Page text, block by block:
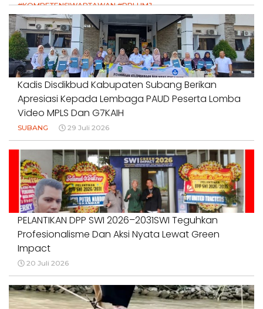
#KOMPETENSIWARTAWAN #RPLUMJ
#PENDIDIKANWARTAWAN #SWINASIONAL #SWIJABAR
1 Agustus 2026
Kadis Disdikbud Kabupaten Subang Berikan
Apresiasi Kepada Lembaga PAUD Peserta Lomba
Video MPLS Dan G7KAIH
SUBANG 29 Juli 2026
PELANTIKAN DPP SWI 2026–2031SWI Teguhkan
Profesionalisme Dan Aksi Nyata Lewat Green
Impact
20 Juli 2026